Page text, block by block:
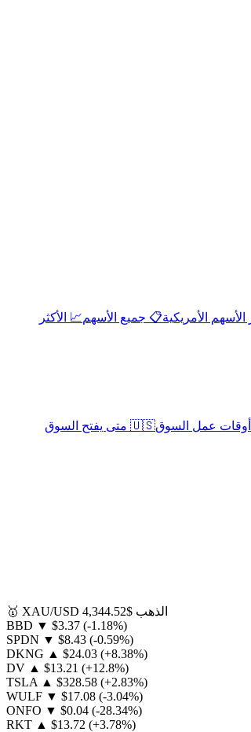
الأسهم الأمريكية📋 جميع الأسهم📈 الأكثر
عمل السوق
🇺🇸 متى يفتح السوق
🥇 XAU/USD الذهب $4,344.52
BBD ▼ $3.37 (-1.18%)
SPDN ▼ $8.43 (-0.59%)
DKNG ▲ $24.03 (+8.38%)
DV ▲ $13.21 (+12.8%)
TSLA ▲ $328.58 (+2.83%)
WULF ▼ $17.08 (-3.04%)
ONFO ▼ $0.04 (-28.34%)
RKT ▲ $13.72 (+3.78%)